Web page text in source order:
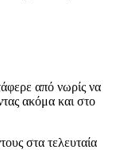
από νωρίς να
ακόμα και στο
στα τελευταία